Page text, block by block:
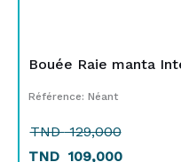
Bouée Raie manta
Référence: Néant
TND129,000
TND 109,000